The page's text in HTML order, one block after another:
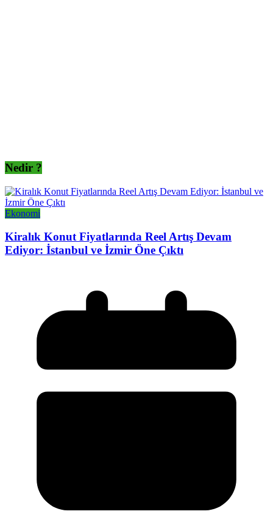
Nedir ?
Ekonomi
Kiralık Konut Fiyatlarında Reel Artış Devam
Ediyor: İstanbul ve İzmir Öne Çıktı